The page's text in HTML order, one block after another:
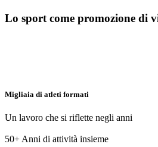
Lo sport come promozione di
Migliaia di atleti formati
Un lavoro che si riflette negli anni
50+ Anni di attività insieme